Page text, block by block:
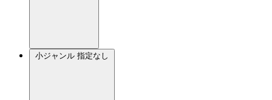
小ジャンル 指定なし